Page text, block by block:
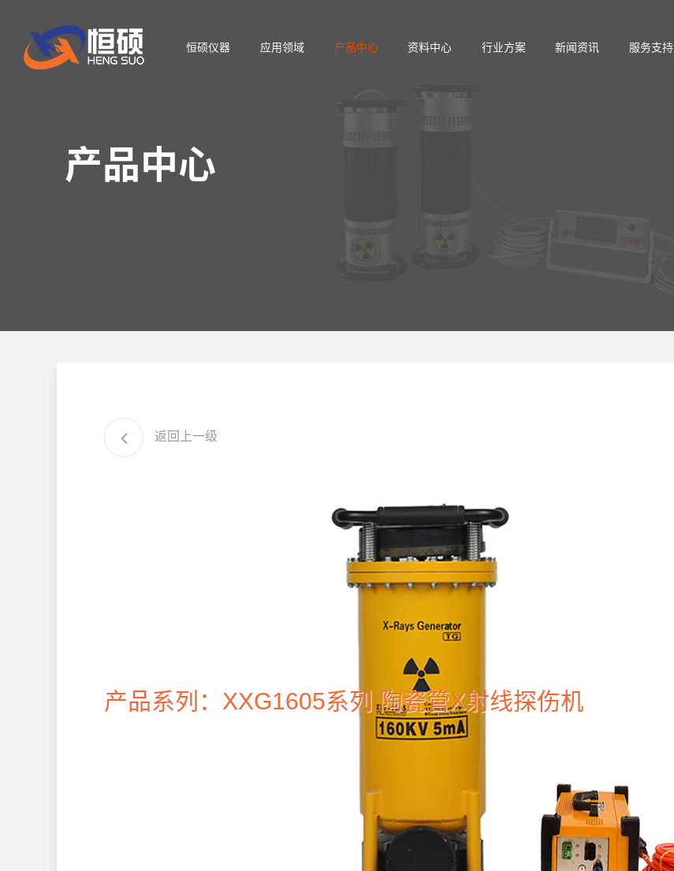
恒硕仪器 应用领域 产品中心 资料中心 行业方案 新闻资讯 服务支持
产品中心
返回上一级
产品系列：XXG1605系列 陶瓷管X射线探伤机